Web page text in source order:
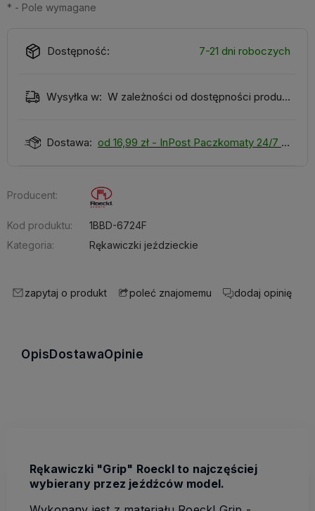
* - Pole wymagane
Dostępność: 7-21 dni roboczych
Wysyłka w: W zależności od dostępności produktu
Dostawa: od 16,99 zł - InPost Paczkomaty 24/7
Producent:
Kod produktu:
1BBD-6724F
Kategoria:
Rękawiczki jeździeckie
zapytaj o produkt poleć znajomemu dodaj opinię
OpisDostawaOpinie
Rękawiczki "Grip" Roeckl to najczęściej
wybierany przez jeźdźców model.